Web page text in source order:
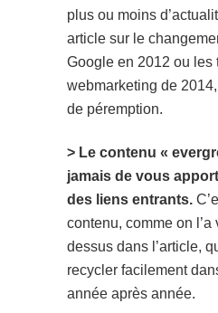
plus ou moins
article sur le
Google en 2012 ou les
webmarketing de
de péremption.
> Le contenu «
jamais de vous
des liens entrants.
contenu, comme on l’a
dessus dans l’article,
recycler facilement
année après année.